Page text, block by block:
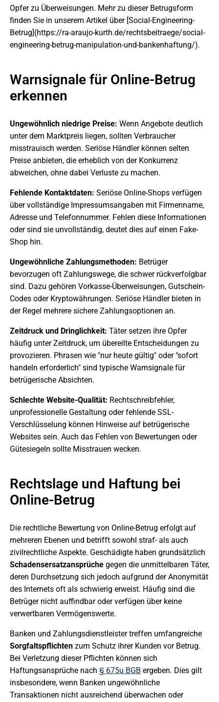
Opfer zu Überweisungen. Mehr zu dieser Betrugsform
finden Sie in unserem Artikel über [Social-Engineering-
Betrug](https://ra-araujo-kurth.de/rechtsbeitraege/social-
engineering-betrug-manipulation-und-bankenhaftung/).
Warnsignale für Online-Betrug
erkennen
Ungewöhnlich niedrige Preise: Wenn Angebote deutlich
unter dem Marktpreis liegen, sollten Verbraucher
misstrauisch werden. Seriöse Händler können selten
Preise anbieten, die erheblich von der Konkurrenz
abweichen, ohne dabei Verluste zu machen.
Fehlende Kontaktdaten: Seriöse Online-Shops verfügen
über vollständige Impressumsangaben mit Firmenname,
Adresse und Telefonnummer. Fehlen diese Informationen
oder sind sie unvollständig, deutet dies auf einen Fake-
Shop hin.
Ungewöhnliche Zahlungsmethoden: Betrüger
bevorzugen oft Zahlungswege, die schwer rückverfolgbar
sind. Dazu gehören Vorkasse-Überweisungen, Gutschein-
Codes oder Kryptowährungen. Seriöse Händler bieten in
der Regel mehrere sichere Zahlungsoptionen an.
Zeitdruck und Dringlichkeit: Täter setzen ihre Opfer
häufig unter Zeitdruck, um übereilte Entscheidungen zu
provozieren. Phrasen wie "nur heute gültig" oder "sofort
handeln erforderlich" sind typische Warnsignale für
betrügerische Absichten.
Schlechte Website-Qualität: Rechtschreibfehler,
unprofessionelle Gestaltung oder fehlende SSL-
Verschlüsselung können Hinweise auf betrügerische
Websites sein. Auch das Fehlen von Bewertungen oder
Gütesiegeln sollte Misstrauen wecken.
Rechtslage und Haftung bei
Online-Betrug
Die rechtliche Bewertung von Online-Betrug erfolgt auf
mehreren Ebenen und betrifft sowohl straf- als auch
zivilrechtliche Aspekte. Geschädigte haben grundsätzlich
Schadensersatzansprüche gegen die unmittelbaren Täter,
deren Durchsetzung sich jedoch aufgrund der Anonymität
des Internets oft als schwierig erweist. Häufig sind die
Betrüger nicht auffindbar oder verfügen über keine
verwertbaren Vermögenswerte.
Banken und Zahlungsdienstleister treffen umfangreiche
Sorgfaltspflichten zum Schutz ihrer Kunden vor Betrug.
Bei Verletzung dieser Pflichten können sich
Haftungsansprüche nach § 675u BGB ergeben. Dies gilt
insbesondere, wenn Banken ungewöhnliche
Transaktionen nicht ausreichend überwachen oder